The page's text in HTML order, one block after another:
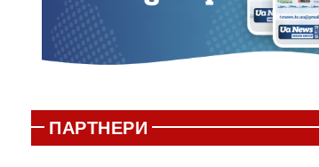
ПАРТНЕРИ